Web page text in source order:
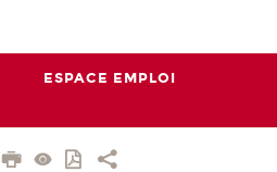
ESPACE EMPLOI